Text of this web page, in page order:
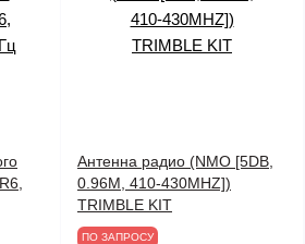
Антенна радио (NMO [5DB,
0.96М, 410-430MHZ])
TRIMBLE KIT
ПО ЗАПРОСУ